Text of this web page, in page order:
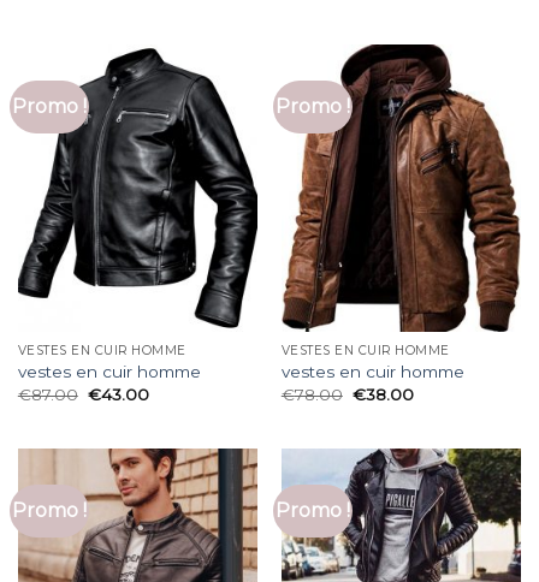
Promo !
VESTES EN CUIR HOMME
vestes en cuir homme
€87.00 €43.00
Promo !
VESTES EN CUIR HOMME
vestes en cuir homme
€78.00 €38.00
Promo ! Promo !